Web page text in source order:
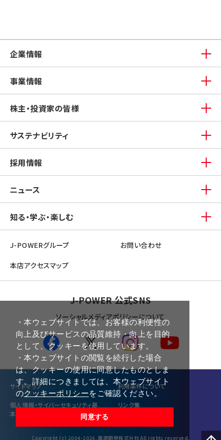
・本ウェブサイトでは、お客様の利便性の
向上及びサービスの品質維持・向上を目的
として、クッキーを使用しています。
・本ウェブサイトの閲覧を続行した場合
は、クッキーの使用に同意したものとしま
す。詳細につきましては、本ウェブサイト
のクッキーポリシーをご確認ください。
同意する
企業情報
事業情報
株主・投資家の皆様
サステナビリティ
採用情報
ニュース
知る・学ぶ・楽しむ
J-POWERグループ お問い合わせ
本店アクセスマップ
J-POWER 公式SNS
ソーシャルメディアポリシーについて
サイトマップ 利⽤条件について
個⼈情報・サイバーセキュリティ基
本方針
リンク集
Copyright (c) 2004-2026,電源開発株式会社 All rights reserved.